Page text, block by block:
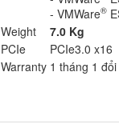
- VMWare®
Weight
7.0 Kg
PCIe
PCIe3.0 x16
Warranty 1 tháng 1 đổi